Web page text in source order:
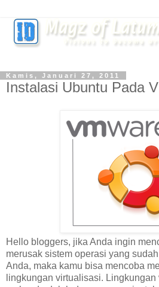
Kamis, Januari 27, 2011
Instalasi Ubuntu Pada
Hello bloggers, jika Anda ingin
merusak sistem operasi yang
Anda, maka kamu bisa mencoba
lingkungan virtualisasi.